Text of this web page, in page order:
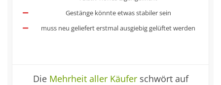
Gestänge könnte etwas stabiler sein
muss neu geliefert erstmal ausgiebig gelüftet werden
Die Mehrheit aller Käuferschwört auf